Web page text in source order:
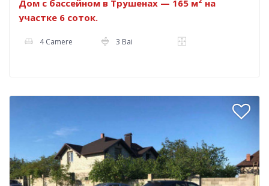
Дом с бассейном в Трушенах — 165 м² на
участке 6 соток.
4 Camere 3 Bai